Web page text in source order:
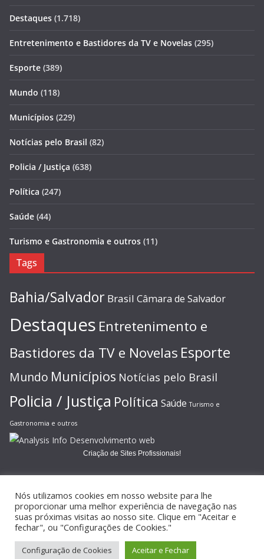
Destaques (1.718)
Entretenimento e Bastidores da TV e Novelas (295)
Esporte (389)
Mundo (118)
Municípios (229)
Notícias pelo Brasil (82)
Policia / Justiça (638)
Política (247)
Saúde (44)
Turismo e Gastronomia e outros (11)
Tags
Bahia/Salvador Brasil Câmara de Salvador
Destaques Entretenimento e
Bastidores da TV e Novelas Esporte
Mundo Municípios Notícias pelo Brasil
Policia / Justiça Política Saúde Turismo e
Gastronomia e outros
Criação de Sites Profissionais!
Copyright © 2026JORNAL GAZETA ONLINE
reservados.
Tema:ColorMagpor ThemeGrill. Powered by
Nós utilizamos cookies em nosso website para lhe
proporcionar uma melhor experiência de navegação nas
suas próximas visitas ao nosso site. Clique em "Aceitar e
fechar", ou "Configurações de Cookies."
Configuração de Cookies Aceitar e Fechar